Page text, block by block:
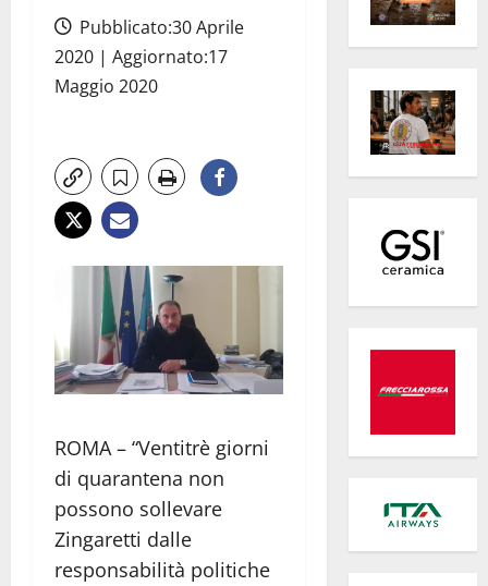
Pubblicato:30 Aprile
2020 | Aggiornato:17
Maggio 2020
ROMA – “Ventitrè giorni
di quarantena non
possono sollevare
Zingaretti dalle
responsabilità politiche